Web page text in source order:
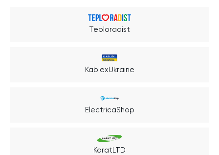
Teploradist
KablexUkraine
ElectricaShop
KaratLTD